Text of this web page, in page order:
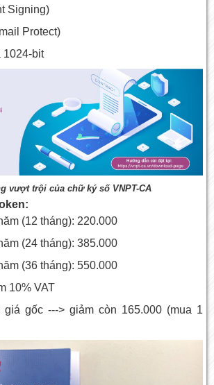
Signing)
Protect)
1024-bit
vượt trội của chữ ký số VNPT-CA
(12 tháng): 220.000
(24 tháng): 385.000
(36 tháng): 550.000
10% VAT
giá gốc ---> giảm còn 165.000 (mua 1